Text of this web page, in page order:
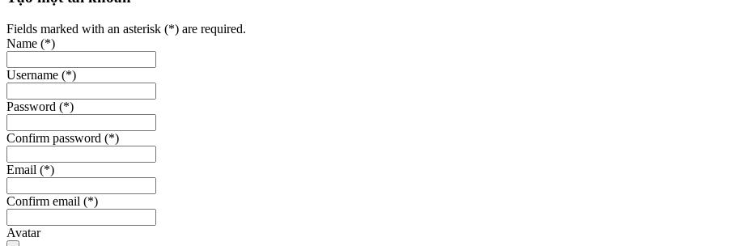
Fields marked with an asterisk (*) are required.
Name (*)
Username (*)
Password (*)
Confirm password (*)
Email (*)
Confirm email (*)
Avatar